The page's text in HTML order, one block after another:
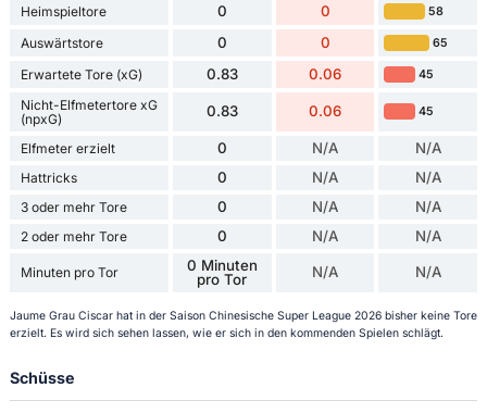
Heimspieltore 0 0 58
Auswärtstore 0 0 65
Erwartete Tore (xG) 0.83 0.06 45
Nicht-Elfmetertore xG
(npxG)
0.83 0.06 45
Elfmeter erzielt 0 N/A N/A
Hattricks 0 N/A N/A
3 oder mehr Tore 0 N/A N/A
2 oder mehr Tore 0 N/A N/A
Minuten pro Tor
0 Minuten
pro Tor
N/A N/A
Jaume Grau Ciscar hat in der Saison Chinesische Super League 2026 bisher keine Tore
erzielt. Es wird sich sehen lassen, wie er sich in den kommenden Spielen schlägt.
Schüsse